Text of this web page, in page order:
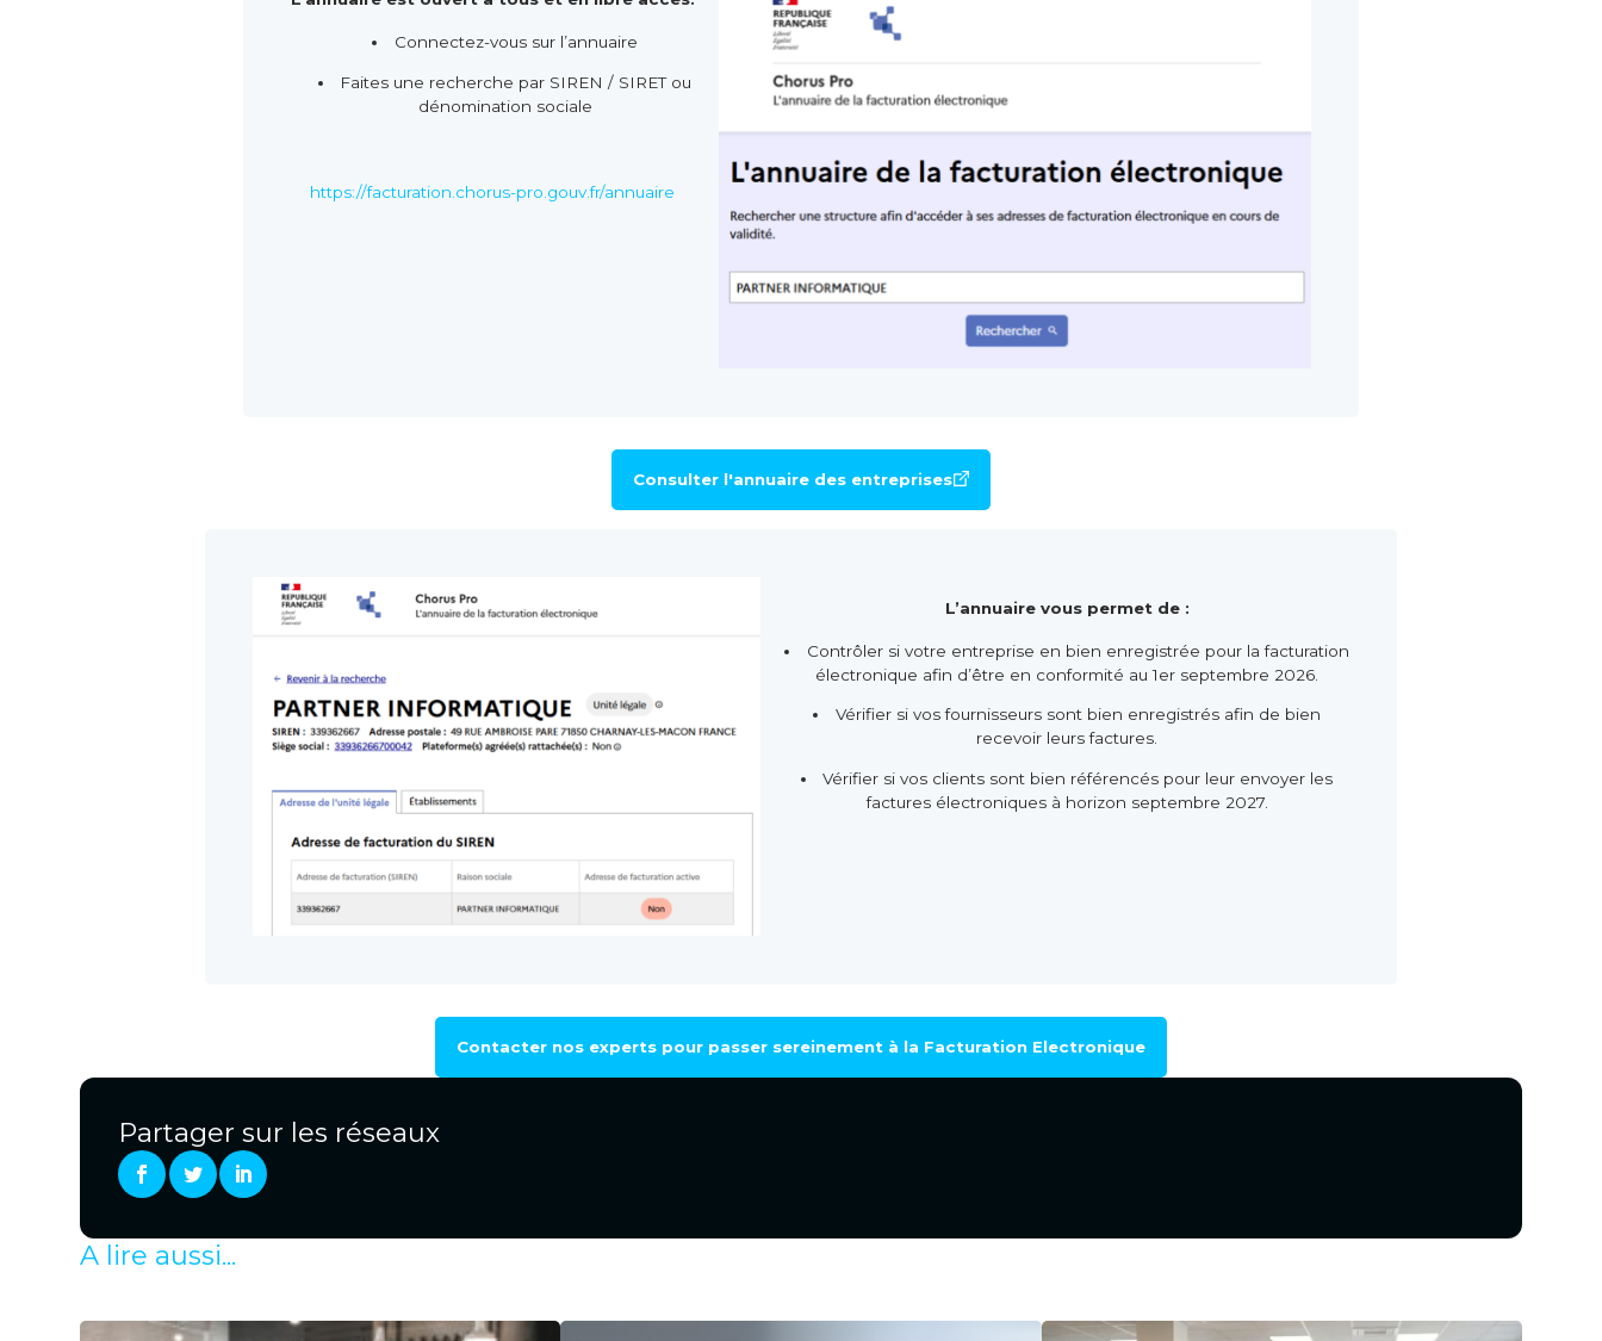
Connectez-vous sur l’annuaire
Faites une recherche par SIREN / SIRET ou
dénomination sociale
https://facturation.chorus-pro.gouv.fr/annuaire
Consulter l'annuaire des entreprises
L’annuaire vous permet de :
Contrôler si votre entreprise en bien enregistrée pour la facturation
électronique afin d’être en conformité au 1er septembre 2026.
Vérifier si vos fournisseurs sont bien enregistrés afin de bien
recevoir leurs factures.
Vérifier si vos clients sont bien référencés pour leur envoyer les
factures électroniques à horizon septembre 2027.
Contacter nos experts pour passer sereinement à la Facturation Electronique
Partager sur les réseaux
A lire aussi...